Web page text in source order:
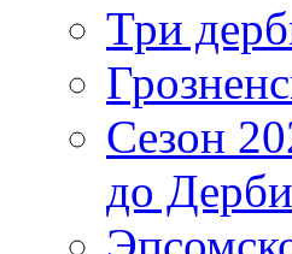
Три
Сезон
до Дерби